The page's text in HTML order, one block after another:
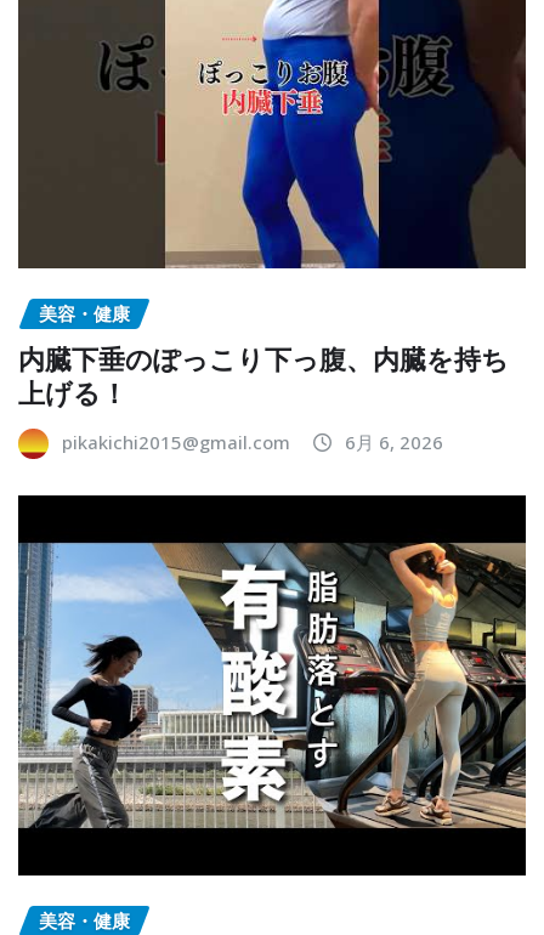
美容・健康
内臓下垂のぽっこり下っ腹、内臓を持ち
上げる！
pikakichi2015@gmail.com 6月 6, 2026
美容・健康